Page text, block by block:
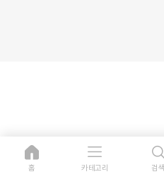
홈 카테고리 검색